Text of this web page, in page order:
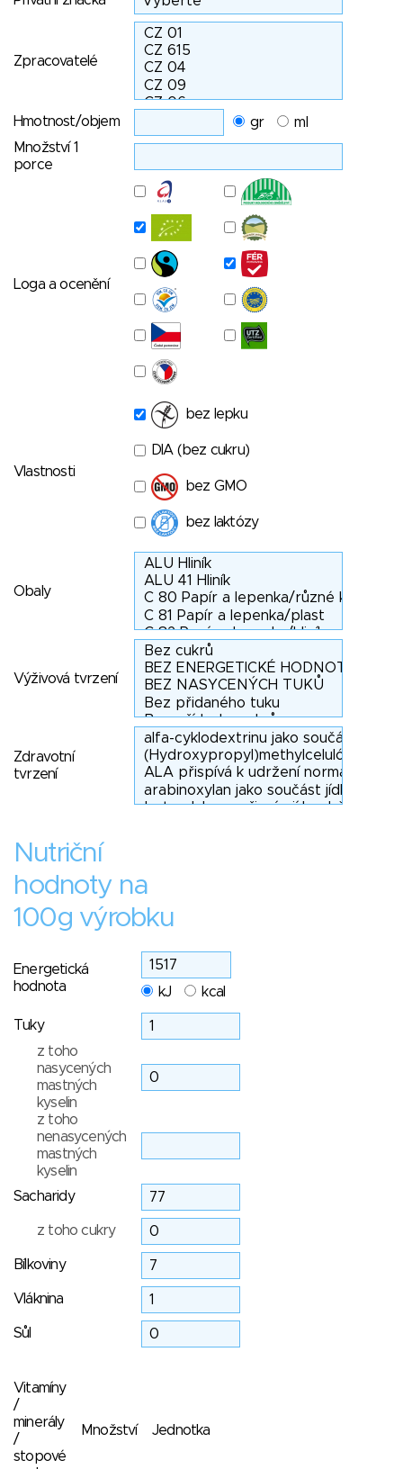
Zpracovatelé
Hmotnost/objem gr
ml
Množství 1
porce
Loga a ocenění
Vlastnosti
bez lepku
DIA (bez cukru)
bez GMO
bez laktózy
Obaly
Výživová tvrzení
Zdravotní
tvrzení
Nutriční
hodnoty na
100g výrobku
Energetická
hodnota
kJ kcal
Tuky
z toho
nasycených
mastných
kyselin
z toho
nenasycených
mastných
kyselin
Sacharidy
z toho cukry
Bílkoviny
Vláknina
Sůl
Vitamíny
/
minerály
/
stopové
Množství Jednotka